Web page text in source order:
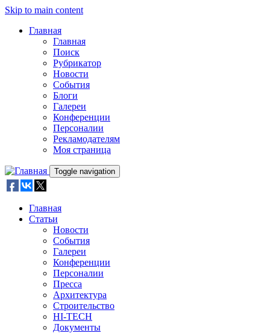
Skip to main content
Главная
Главная
Поиск
Рубрикатор
Новости
События
Блоги
Галереи
Конференции
Персоналии
Рекламодателям
Моя страница
Toggle navigation
Главная
Статьи
Новости
События
Галереи
Конференции
Персоналии
Пресса
Архитектура
Строительство
HI-TECH
Документы